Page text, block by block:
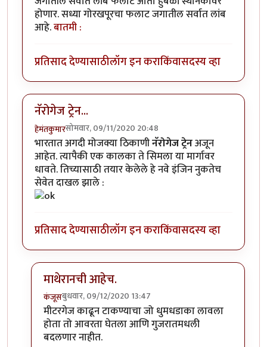
होणार. सध्या गोरखपूरचा फलाट जगातील सर्वात लांब
आहे.बातमी :
प्रतिसाद देण्यासाठीलॉग इन कराकिंवासदस्य व्हा
नॅरोगेज ट्रेन...
हेमंतकुमारसोमवार, 09/11/2020 20:48
भारतात अगदी मोजक्या ठिकाणीनॅरोगेज ट्रेनअजून
आहेत. त्यापैकी एक कालका ते सिमला या मार्गावर
धावते. तिच्यासाठी तयार केलेले हे नवे इंजिन नुकतेच
सेवेत दाखल झाले :
प्रतिसाद देण्यासाठीलॉग इन कराकिंवासदस्य व्हा
माथेरानची आहेच.
कंजूसबुधवार, 09/12/2020 13:47
In reply toनॅरोगेज ट्रेन...byहेमंतकुमार
मीटरगेज काढून टाकण्याचा जो धुमधडाका लावला
होता तो आवरता घेतला आणि गुजरातमधली
बदलणार नाहीत.